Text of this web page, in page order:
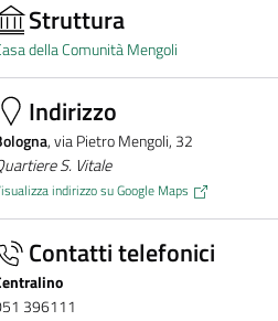
Struttura
della Comunità Mengoli
Indirizzo
, via Pietro Mengoli, 32
S. Vitale
indirizzo su Google Maps
Contatti telefonici
396111